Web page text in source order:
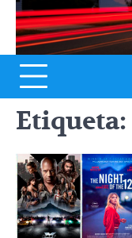
Etiqueta: